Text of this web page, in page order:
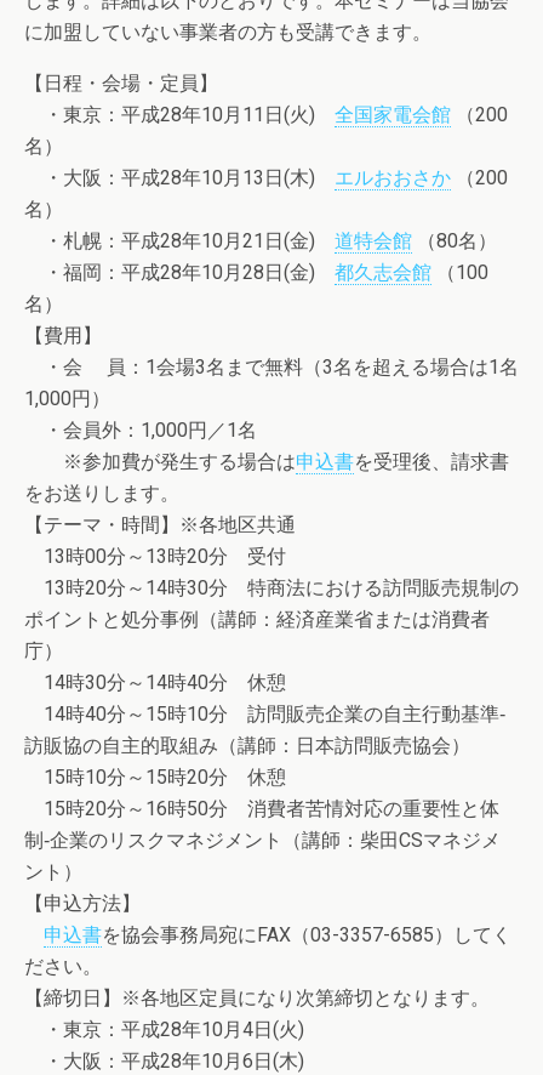
に加盟していない事業者の方も受講できます。
【日程・会場・定員】
・東京：平成28年10月11日(火) 全国家電会館 （200
名）
・大阪：平成28年10月13日(木) エルおおさか （200
名）
・札幌：平成28年10月21日(金) 道特会館 （80名）
・福岡：平成28年10月28日(金) 都久志会館 （100
名）
【費用】
・会 員：1会場3名まで無料（3名を超える場合は1名
1,000円）
・会員外：1,000円／1名
※参加費が発生する場合は申込書を受理後、請求書
をお送りします。
【テーマ・時間】※各地区共通
13時00分～13時20分 受付
13時20分～14時30分 特商法における訪問販売規制の
ポイントと処分事例（講師：経済産業省または消費者
庁）
14時30分～14時40分 休憩
14時40分～15時10分 訪問販売企業の自主行動基準‐
訪販協の自主的取組み（講師：日本訪問販売協会）
15時10分～15時20分 休憩
15時20分～16時50分 消費者苦情対応の重要性と体
制‐企業のリスクマネジメント（講師：柴田CSマネジメ
ント）
【申込方法】
申込書を協会事務局宛にFAX（03-3357-6585）してく
ださい。
【締切日】※各地区定員になり次第締切となります。
・東京：平成28年10月4日(火)
・大阪：平成28年10月6日(木)